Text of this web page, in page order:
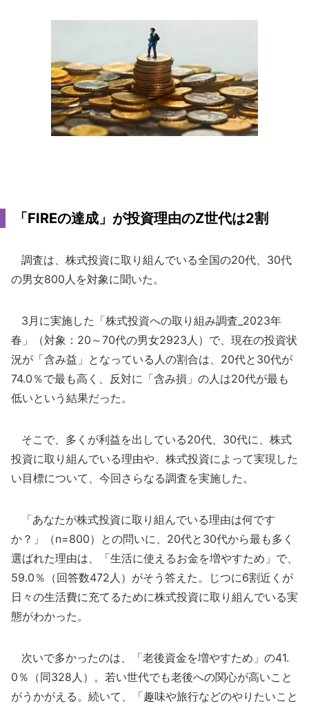
「FIREの達成」が投資理由のZ世代は2割
調査は、株式投資に取り組んでいる全国の20代、30代
の男女800人を対象に聞いた。
3月に実施した「株式投資への取り組み調査_2023年
春」（対象：20～70代の男女2923人）で、現在の投資状
況が「含み益」となっている人の割合は、20代と30代が
74.0％で最も高く、反対に「含み損」の人は20代が最も
低いという結果だった。
そこで、多くが利益を出している20代、30代に、株式
投資に取り組んでいる理由や、株式投資によって実現した
い目標について、今回さらなる調査を実施した。
「あなたが株式投資に取り組んでいる理由は何です
か？」（n=800）との問いに、20代と30代から最も多く
選ばれた理由は、「生活に使えるお金を増やすため」で、
59.0％（回答数472人）がそう答えた。じつに6割近くが
日々の生活費に充てるために株式投資に取り組んでいる実
態がわかった。
次いで多かったのは、「老後資金を増やすため」の41.
0％（同328人）。若い世代でも老後への関心が高いこと
がうかがえる。続いて、「趣味や旅行などのやりたいこと